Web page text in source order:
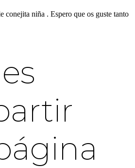
conejita niña . Espero que os guste tanto